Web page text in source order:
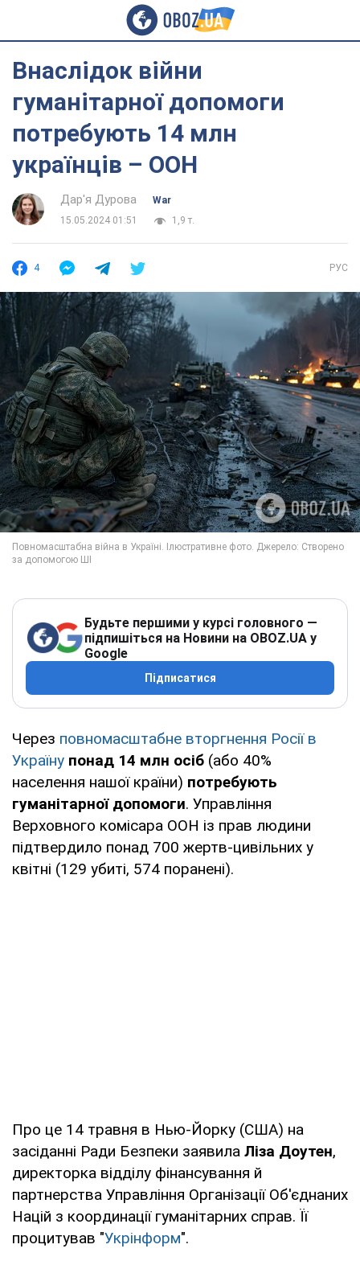
Внаслідок війни
гуманітарної допомоги
потребують 14 млн
українців – ООН
Дар'я Дурова
War
15.05.2024 01:51
1,9 т.
4 РУС
Будьте першими у курсі головного —
підпишіться на Новини на OBOZ.UA у
Google
Підписатися
Через повномасштабне вторгнення Росії в
Україну понад 14 млн осіб (або 40%
населення нашої країни) потребують
гуманітарної допомоги. Управління
Верховного комісара ООН із прав людини
підтвердило понад 700 жертв-цивільних у
квітні (129 убиті, 574 поранені).
Про це 14 травня в Нью-Йорку (США) на
засіданні Ради Безпеки заявила Ліза Доутен,
директорка відділу фінансування й
партнерства Управління Організації Об'єднаних
Націй з координації гуманітарних справ. Її
процитував "Укрінформ".